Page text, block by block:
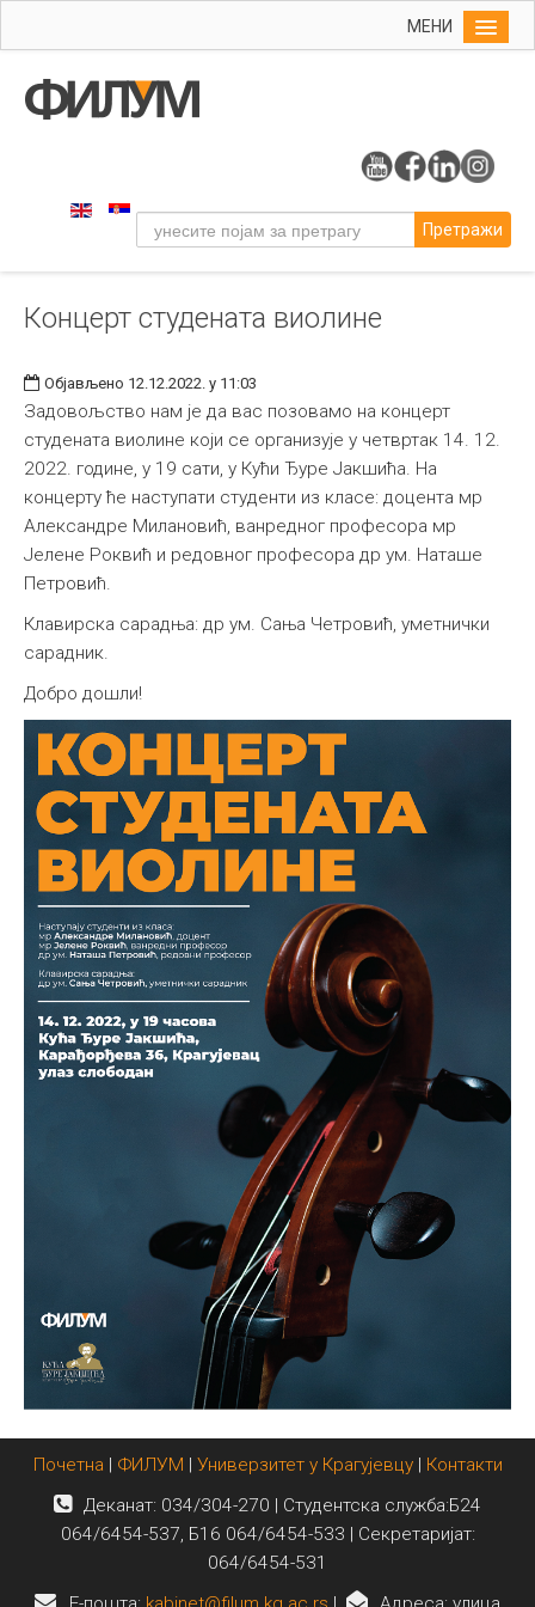
МЕНИ
Упис
Уметност
Музичка уметност
Издаваштво
Библиотека
Студенти
Претражи
Концерт студената виолине
Објављено 12.12.2022. у 11:03
Задовољство нам је да вас позовамо на концерт
студената виолине који се организује у четвртак 14. 12.
2022. године, у 19 сати, у Кући Ђуре Јакшића. На
концерту ће наступати студенти из класе: доцента мр
Александре Милановић, ванредног професора мр
Јелене Роквић и редовног професора др ум. Наташе
Петровић.
Клавирска сарадња: др ум. Сања Четровић, уметнички
сарадник.
Добро дошли!
Почетна | ФИЛУМ | Универзитет у Крагујевцу| Контакти
Деканат: 034/304-270 | Студентска служба:Б24
064/6454-537, Б16 064/6454-533 | Секретаријат:
064/6454-531